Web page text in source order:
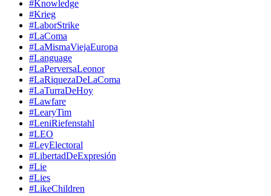
#Knowledge
#Krieg
#LaborStrike
#LaComa
#LaMismaViejaEuropa
#Language
#LaPerversaLeonor
#LaRiquezaDeLaComa
#LaTurraDeHoy
#Lawfare
#LearyTim
#LeniRiefenstahl
#LEO
#LeyElectoral
#LibertadDeExpresión
#Lie
#Lies
#LikeChildren